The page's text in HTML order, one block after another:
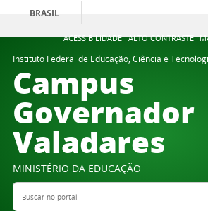
ACESSIBILIDADE ALTO CONTRASTE
BRASIL
Instituto Federal de Educação, Ciência e
Campus
Governador
Valadares
MINISTÉRIO DA EDUCAÇÃO
Buscar no portal